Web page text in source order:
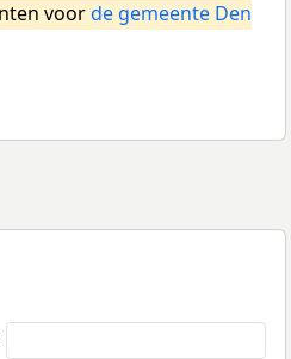
voorde gemeente Den